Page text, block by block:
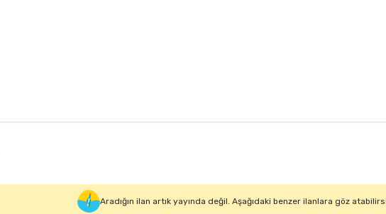
Aradığın ilan artık yayında değil. Aşağıdaki benzer ilanlara göz